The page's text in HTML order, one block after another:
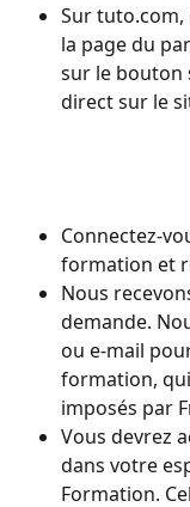
Sur tuto.com,
la page du
sur le bouton
direct sur le
Connectez-
formation et
Nous
demande.
ou e-mail
formation,
imposés par
Vous devrez
dans votre
Formation.